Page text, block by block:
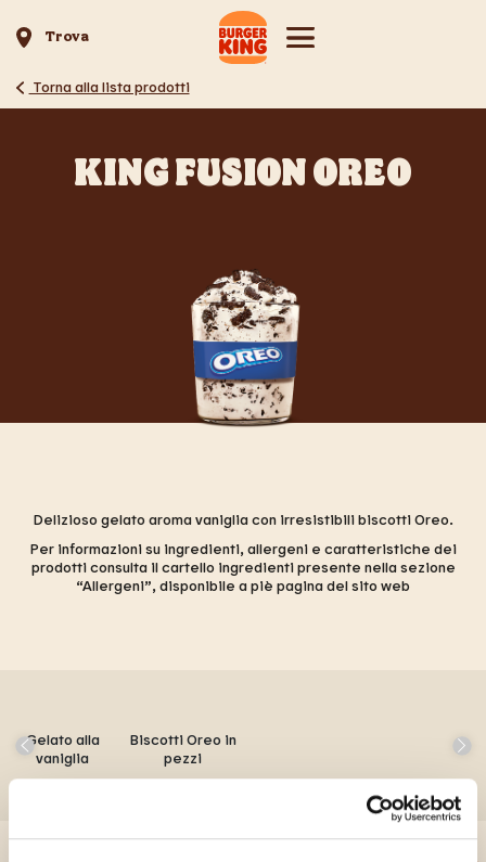
Trova
Torna alla lista prodotti
KING FUSION OREO
Delizioso gelato aroma vaniglia con irresistibili biscotti Oreo.
Per informazioni su ingredienti, allergeni e caratteristiche dei
prodotti consulta il cartello ingredienti presente nella sezione
“Allergeni”, disponibile a piè pagina del sito web
Gelato alla
vaniglia
Biscotti Oreo in
pezzi